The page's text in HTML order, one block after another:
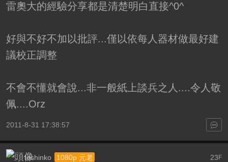
雷奧大的經驗分享都是清楚明白直接^0^
好與不好不加以批評...僅以依每人器材做最好建
議校正調整
不會不懂就會說...非一般紙上談兵之人....令人敬
佩....Orz
2011-8-31 17:38:57
23F
toshinko 1080p 元老